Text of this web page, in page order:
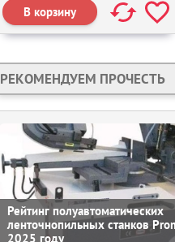
РЕКОМЕНДУЕМ ПРОЧЕСТЬ
Рейтинг полуавтоматических
ленточнопильных станков
2025 году